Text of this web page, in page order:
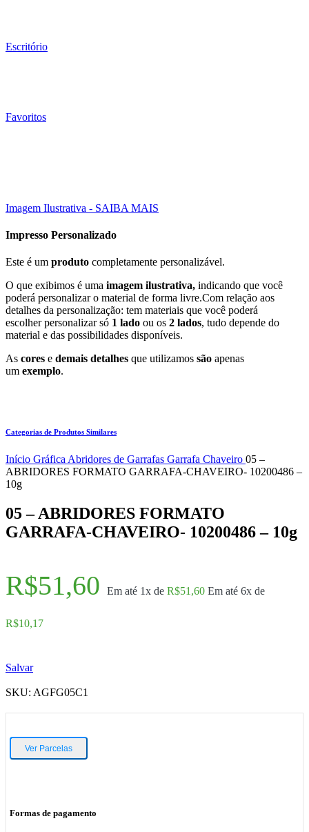
Escritório
Favoritos
005 Un
Imagem Ilustrativa - SAIBA MAIS
Impresso Personalizado
Este é um produto completamente personalizável.
O que exibimos é uma imagem ilustrativa, indicando que você
poderá personalizar o material de forma livre.Com relação aos
detalhes da personalização: tem materiais que você poderá
escolher personalizar só 1 lado ou os 2 lados, tudo depende do
material e das possibilidades disponíveis.
As cores e demais detalhes que utilizamos são apenas
um exemplo.
Categorias de Produtos Similares
Início Gráfica Abridores de Garrafas Garrafa Chaveiro 05 –
ABRIDORES FORMATO GARRAFA-CHAVEIRO- 10200486 –
10g
05 – ABRIDORES FORMATO
GARRAFA-CHAVEIRO- 10200486 – 10g
R$51,60 Em até 1x de R$51,60 Em até 6x de
R$10,17
Salvar
SKU: AGFG05C1
Ver Parcelas
Formas de pagamento